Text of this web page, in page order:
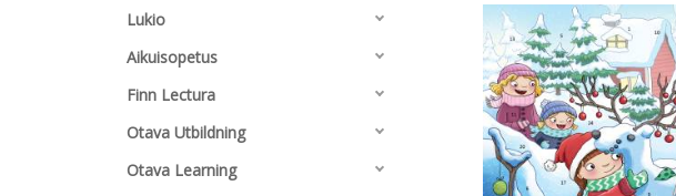
Lukio
Aikuisopetus
Finn Lectura
Otava Utbildning
Otava Learning